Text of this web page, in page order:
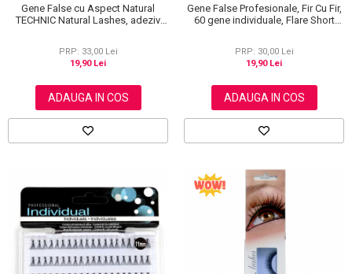
Gene False cu Aspect Natural
TECHNIC Natural Lashes, adeziv
PRP: 33,00 Lei
19,90 Lei
ADAUGA IN COS
Gene False Profesionale, Fir Cu Fir,
60 gene individuale, Flare Short
PRP: 30,00 Lei
19,90 Lei
ADAUGA IN COS